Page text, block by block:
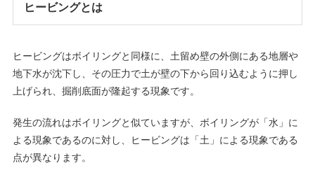
ヒービングとは
ヒービングはボイリングと同様に、土留め壁の外側にある地層や
地下水が沈下し、その圧力で土が壁の下から回り込むように押し
上げられ、掘削底面が隆起する現象です。
発生の流れはボイリングと似ていますが、ボイリングが「水」に
よる現象であるのに対し、ヒービングは「土」による現象である
点が異なります。